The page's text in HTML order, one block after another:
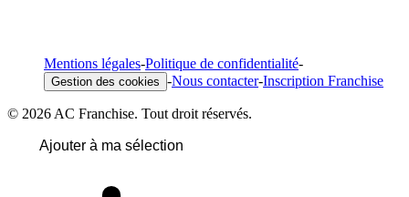
Mentions légales-Politique de confidentialité-
Gestion des cookies -Nous contacter-Inscription Franchise
© 2026 AC Franchise. Tout droit réservés.
Ajouter à ma sélection